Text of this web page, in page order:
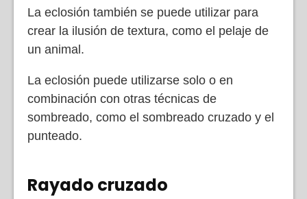
La eclosión también se puede utilizar para
crear la ilusión de textura, como el pelaje de
un animal.
La eclosión puede utilizarse solo o en
combinación con otras técnicas de
sombreado, como el sombreado cruzado y el
punteado.
Rayado cruzado